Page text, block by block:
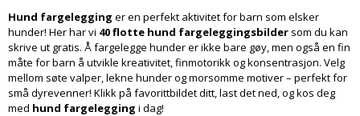
Hund fargelegging er en perfekt aktivitet for barn som elsker
hunder! Her har vi 40 flotte hund fargeleggingsbilder som du kan
skrive ut gratis. Å fargelegge hunder er ikke bare gøy, men også en fin
måte for barn å utvikle kreativitet, finmotorikk og konsentrasjon. Velg
mellom søte valper, lekne hunder og morsomme motiver – perfekt for
små dyrevenner! Klikk på favorittbildet ditt, last det ned, og kos deg
med hund fargelegging i dag!